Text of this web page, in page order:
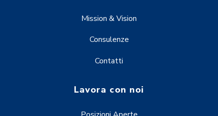
Mission & Vision
Consulenze
Contatti
Lavora con noi